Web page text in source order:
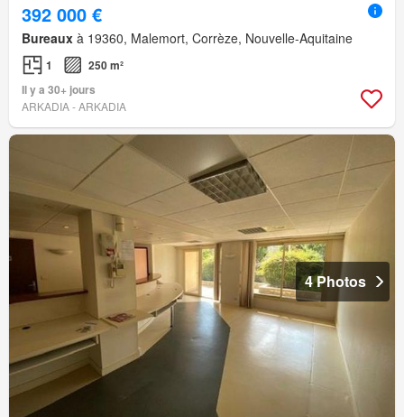
392 000 €
Bureaux à 19360, Malemort, Corrèze, Nouvelle-Aquitaine
1
250 m²
Il y a 30+ jours
ARKADIA - ARKADIA
4 Photos